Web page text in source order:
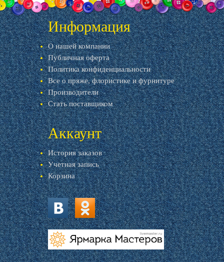
Информация
О нашей компании
Публичная оферта
Политика конфиденциальности
Все о пряже, флористике и фурнитуре
Производители
Стать поставщиком
Аккаунт
История заказов
Учетная запись
Корзина
vk.com ok.ru
livemaster.ru